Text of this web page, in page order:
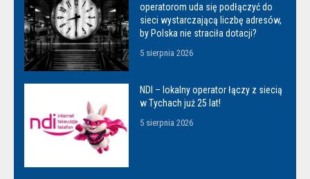
operatorom uda się podłączyć do
sieci wystarczającą liczbę adresów,
by Polska nie straciła dotacji?
5 sierpnia 2026
NDI – lokalny operator łączy z siecią
w Tychach już 25 lat!
5 sierpnia 2026